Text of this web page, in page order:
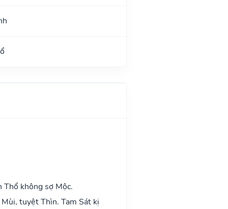
Thổ không sợ Mộc.
tuyệt Thìn. Tam Sát kị